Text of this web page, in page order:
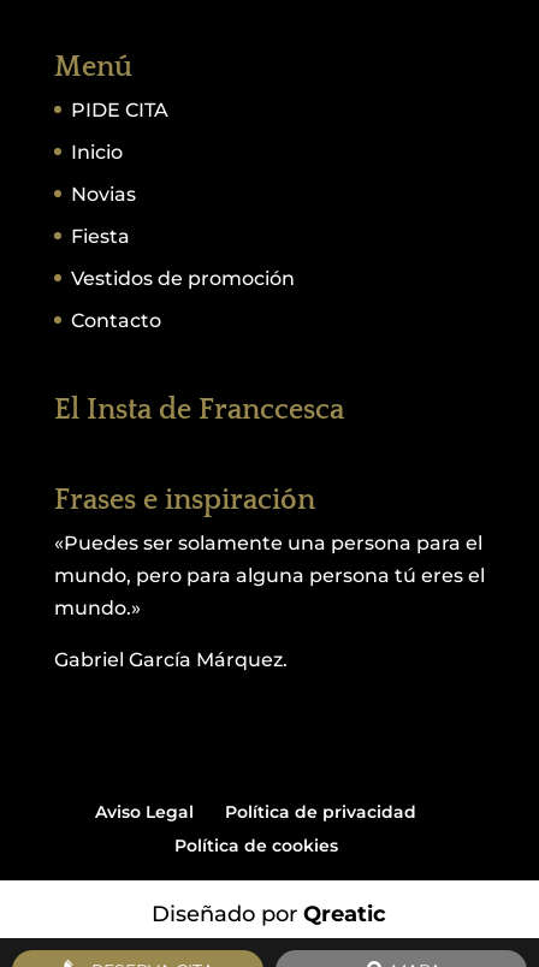
Menú
PIDE CITA
Inicio
Novias
Fiesta
Vestidos de promoción
Contacto
El Insta de Franccesca
Frases e inspiración
«Puedes ser solamente una persona para el
mundo, pero para alguna persona tú eres el
mundo.»
Gabriel García Márquez.
Aviso Legal
Política de privacidad
Política de cookies
Diseñado porQreatic